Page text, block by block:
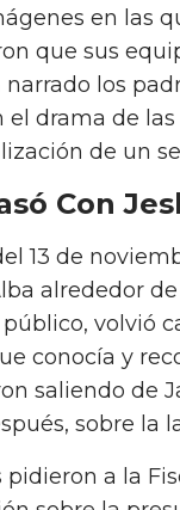
en las
que sus
los
el drama de las
de un
Con
13 de
alrededor
volvió
conocía y
saliendo de
sobre la
pidieron a la